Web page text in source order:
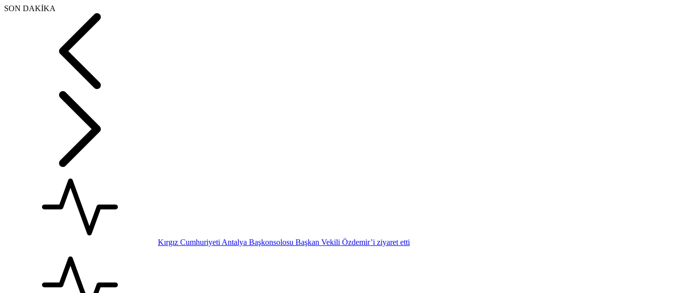
SON DAKİKA
Kırgız Cumhuriyeti Antalya Başkonsolosu Başkan Vekili Özdemir’i ziyaret etti